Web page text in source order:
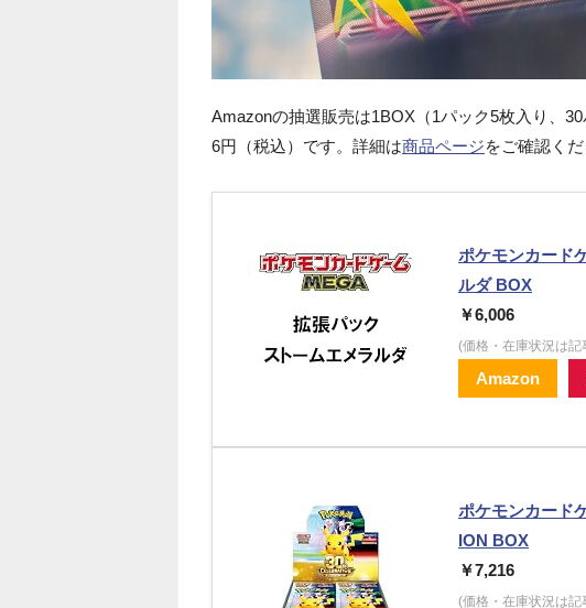
Amazonの抽選販売は1BOX（1パック5枚入り、
6円（税込）です。詳細は商品ページをご確認くだ
ポケモンカード
ルダ BOX
￥6,006
(価格・在庫状況は
Amazon
ポケモンカード
ION BOX
￥7,216
(価格・在庫状況は